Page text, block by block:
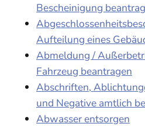
Bescheinigung
Aufteilung eines
Abmeldung /
Fahrzeug beantragen
Abschriften,
und Negative amtlich
Abwasser entsorgen